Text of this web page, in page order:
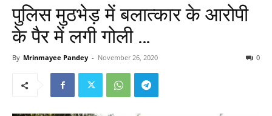
पुलिस मुठभेड़ में बलात्कार के आरोपी
के पैर में लगी गोली …
By Mrinmayee Pandey - November 26, 2020 0